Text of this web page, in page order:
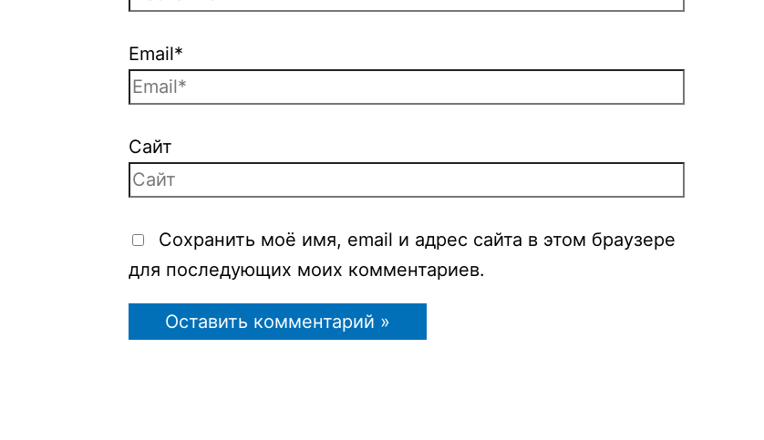
Email*
Сайт
Сохранить моё имя, email и адрес сайта в этом браузере
для последующих моих комментариев.